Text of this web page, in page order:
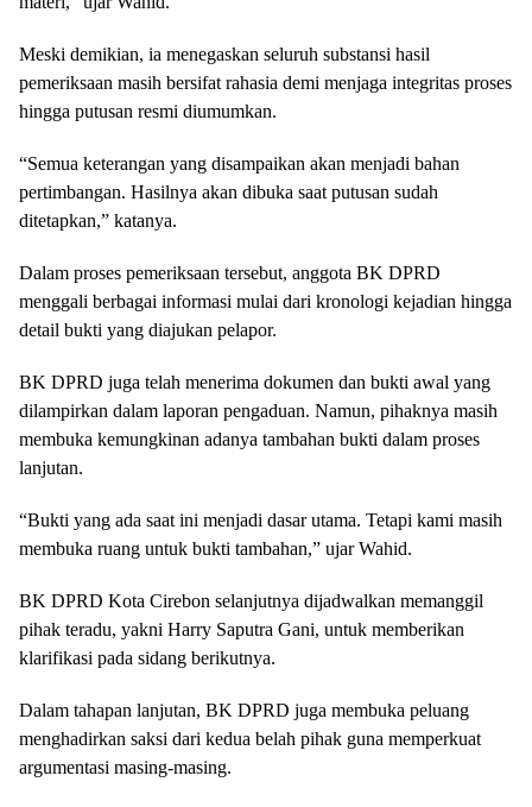
Meski demikian, ia menegaskan seluruh substansi hasil
pemeriksaan masih bersifat rahasia demi menjaga integritas proses
hingga putusan resmi diumumkan.
“Semua keterangan yang disampaikan akan menjadi bahan
pertimbangan. Hasilnya akan dibuka saat putusan sudah
ditetapkan,” katanya.
Dalam proses pemeriksaan tersebut, anggota BK DPRD
menggali berbagai informasi mulai dari kronologi kejadian hingga
detail bukti yang diajukan pelapor.
BK DPRD juga telah menerima dokumen dan bukti awal yang
dilampirkan dalam laporan pengaduan. Namun, pihaknya masih
membuka kemungkinan adanya tambahan bukti dalam proses
lanjutan.
“Bukti yang ada saat ini menjadi dasar utama. Tetapi kami masih
membuka ruang untuk bukti tambahan,” ujar Wahid.
BK DPRD Kota Cirebon selanjutnya dijadwalkan memanggil
pihak teradu, yakni Harry Saputra Gani, untuk memberikan
klarifikasi pada sidang berikutnya.
Dalam tahapan lanjutan, BK DPRD juga membuka peluang
menghadirkan saksi dari kedua belah pihak guna memperkuat
argumentasi masing-masing.